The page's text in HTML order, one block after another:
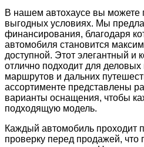
В нашем автохаусе вы можете
выгодных условиях. Мы
финансирования, благодаря
автомобиля становится
доступной. Этот элегантный и
отлично подходит для деловых
маршрутов и дальних
ассортименте представлены
варианты оснащения, чтобы
подходящую модель.
Каждый автомобиль проходит
проверку перед продажей, что